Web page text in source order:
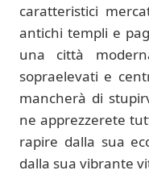
caratteristici
antichi templi e
una città
sopraelevati e
mancherà di
ne apprezzerete
rapire dalla sua
dalla sua vibrante